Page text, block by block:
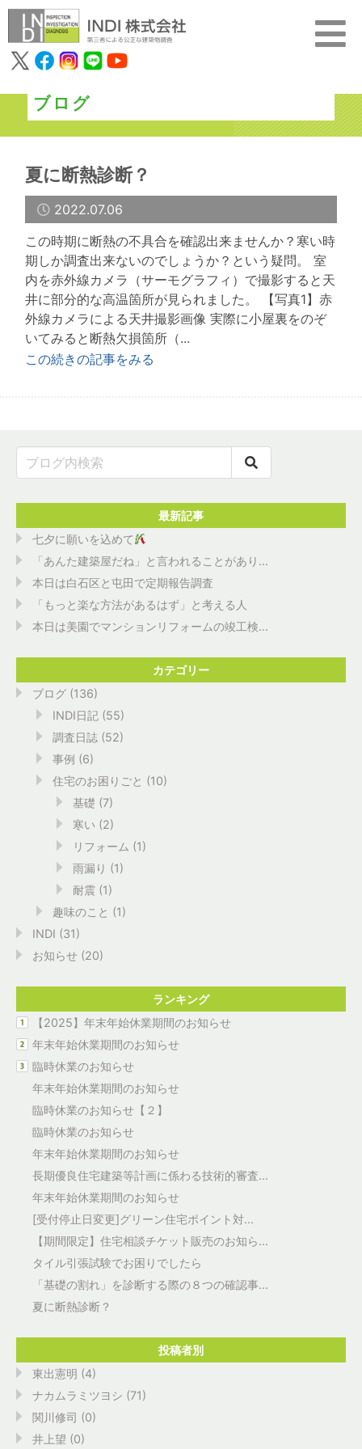
ブログ
夏に断熱診断？
2022.07.06
この時期に断熱の不具合を確認出来ませんか？寒い時
期しか調査出来ないのでしょうか？という疑問。 室
内を赤外線カメラ（サーモグラフィ）で撮影すると天
井に部分的な高温箇所が見られました。 【写真1】赤
外線カメラによる天井撮影画像 実際に小屋裏をのぞ
いてみると断熱欠損箇所（...
この続きの記事をみる
最新記事
七夕に願いを込めて
「あんた建築屋だね」と言われることがあり...
本日は白石区と屯田で定期報告調査
「もっと楽な方法があるはず」と考える人
本日は美園でマンションリフォームの竣工検...
カテゴリー
ブログ (136)
INDI日記 (55)
調査日誌 (52)
事例 (6)
住宅のお困りごと (10)
基礎 (7)
寒い (2)
リフォーム (1)
雨漏り (1)
耐震 (1)
趣味のこと (1)
INDI (31)
お知らせ (20)
ランキング
【2025】年末年始休業期間のお知らせ
年末年始休業期間のお知らせ
臨時休業のお知らせ
年末年始休業期間のお知らせ
臨時休業のお知らせ【２】
臨時休業のお知らせ
年末年始休業期間のお知らせ
長期優良住宅建築等計画に係わる技術的審査...
年末年始休業期間のお知らせ
[受付停止日変更]グリーン住宅ポイント対...
【期間限定】住宅相談チケット販売のお知ら...
タイル引張試験でお困りでしたら
「基礎の割れ」を診断する際の８つの確認事...
夏に断熱診断？
投稿者別
東出憲明 (4)
ナカムラミツヨシ (71)
関川修司 (0)
井上望 (0)